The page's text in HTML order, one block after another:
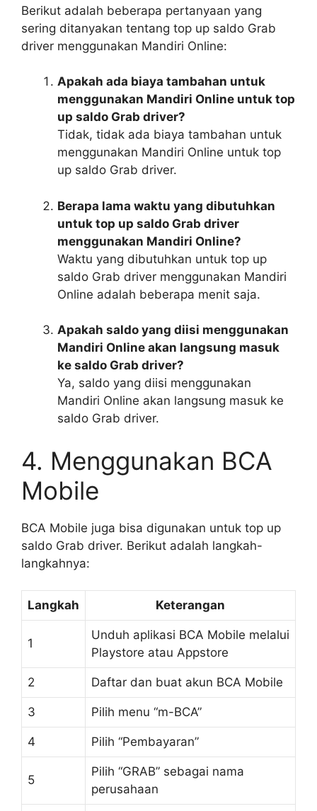
Berikut adalah beberapa pertanyaan yang
sering ditanyakan tentang top up saldo Grab
driver menggunakan Mandiri Online:
Apakah ada biaya tambahan untuk
menggunakan Mandiri Online untuk top
up saldo Grab driver?
Tidak, tidak ada biaya tambahan untuk
menggunakan Mandiri Online untuk top
up saldo Grab driver.
Berapa lama waktu yang dibutuhkan
untuk top up saldo Grab driver
menggunakan Mandiri Online?
Waktu yang dibutuhkan untuk top up
saldo Grab driver menggunakan Mandiri
Online adalah beberapa menit saja.
Apakah saldo yang diisi menggunakan
Mandiri Online akan langsung masuk
ke saldo Grab driver?
Ya, saldo yang diisi menggunakan
Mandiri Online akan langsung masuk ke
saldo Grab driver.
4. Menggunakan BCA
Mobile
BCA Mobile juga bisa digunakan untuk top up
saldo Grab driver. Berikut adalah langkah-
langkahnya:
Langkah Keterangan
1
Unduh aplikasi BCA Mobile melalui
Playstore atau Appstore
2 Daftar dan buat akun BCA Mobile
3 Pilih menu “m-BCA”
4 Pilih “Pembayaran”
5
Pilih “GRAB” sebagai nama
perusahaan